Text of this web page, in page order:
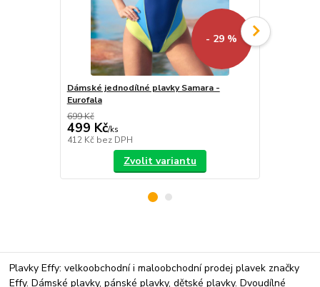
- 29 %
Dámské jednodílné plavky Samara -
Eurofala
699 Kč
499 Kč/ks
412 Kč bez DPH
Zvolit variantu
Plavky Effy: velkoobchodní i maloobchodní prodej plavek značky
Effy. Dámské plavky, pánské plavky, dětské plavky. Dvoudílné